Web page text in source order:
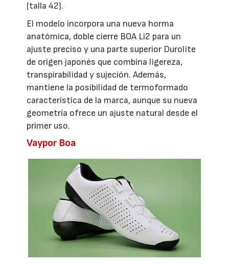
(talla 42).
El modelo incorpora una nueva horma
anatómica, doble cierre BOA Li2 para un
ajuste preciso y una parte superior Durolite
de origen japonés que combina ligereza,
transpirabilidad y sujeción. Además,
mantiene la posibilidad de termoformado
característica de la marca, aunque su nueva
geometría ofrece un ajuste natural desde el
primer uso.
Vaypor Boa